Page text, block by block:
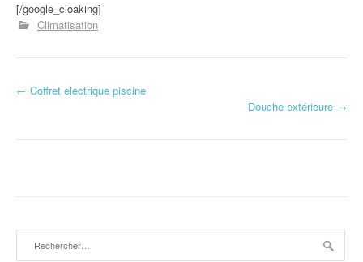
[/google_cloaking]
Climatisation
Navigation d'article
← Coffret electrique piscine
Douche extérieure →